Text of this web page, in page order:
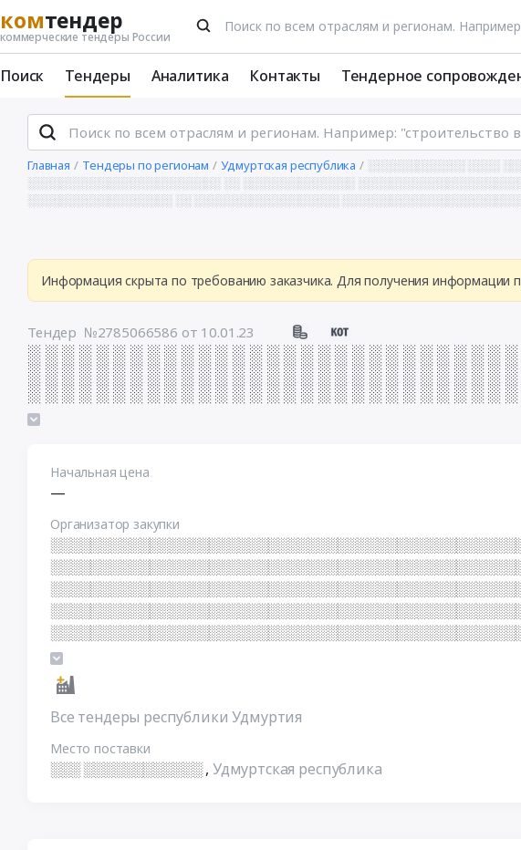
комтендер
коммерческие тендеры России
Поиск Тендеры Аналитика Контакты Тендерное
Главная Тендеры по регионам Удмуртская республика
░░░░░░░░░░░░ ░░░░
░░░░░░░░░░░░░░░░░░░░░░░░ ░░ ░░░░░░░░░░░░░░
░░░░░░░░░░░░░░░░░░ ░░ ░░░░░░░░░░░░░░░░░░
Информация скрыта по требованию заказчика. Для получения информации
Тендер №2785066586 от 10.01.23
░ ░ ░ ░ ░ ░ ░ ░ ░ ░ ░ ░ ░ ░ ░ ░ ░ ░ ░ ░ ░ ░ ░ ░ ░ ░ ░ ░
░ ░ ░ ░ ░ ░ ░ ░ ░ ░ ░ ░ ░ ░ ░ ░ ░ ░ ░ ░ ░ ░ ░ ░ ░ ░ ░ ░
░ ░ ░ ░ ░ ░ ░ ░ ░ ░ ░ ░ ░ ░ ░ ░ ░ ░ ░ ░ ░ ░ ░ ░ ░ ░ ░ ░
░ ░ ░ ░ ░ ░ ░ ░ ░ ░ ░ ░ ░ ░ ░ ░ ░ ░ ░ ░ ░ ░ ░ ░ ░ ░ ░ ░
░ ░ ░ ░ ░ ░ ░ ░ ░ ░ ░ ░ ░ ░ ░ ░ ░ ░ ░ ░ ░ ░ ░ ░ ░ ░ ░ ░
░ ░ ░ ░ ░ ░ ░ ░ ░ ░ ░ ░ ░ ░ ░ ░ ░ ░ ░ ░ ░ ░ ░ ░ ░ ░ ░ ░
Начальная цена
—
Организатор закупки
Все тендеры республики Удмуртия
Место поставки
░░░ ░░░░░░░░░░░░, Удмуртская республика